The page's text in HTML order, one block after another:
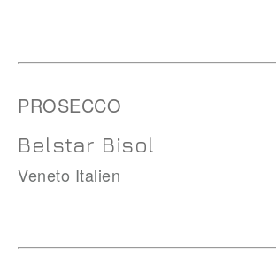
PROSECCO
Belstar Bisol
Veneto Italien